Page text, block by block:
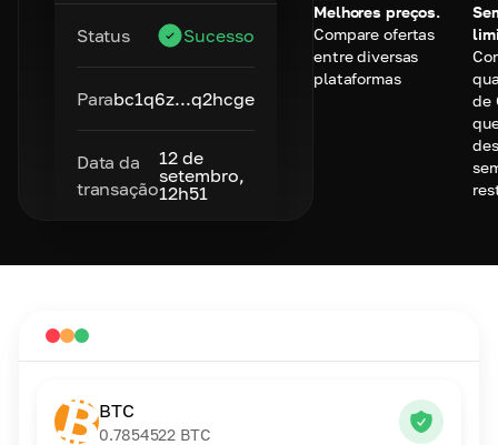
Status Sucesso
Parabc1q6z...q2hcge
Data da
transação
12 de
setembro,
12h51
Melhores preços.
Compare ofertas
entre diversas
plataformas
de
BTC
0.7854522 BTC